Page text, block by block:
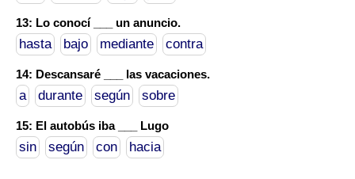
13: Lo conocí ___ un anuncio.
hasta bajo mediante contra
14: Descansaré ___ las vacaciones.
a durante según sobre
15: El autobús iba ___ Lugo
sin según con hacia